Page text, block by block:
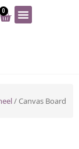
0
/ Canvas Board